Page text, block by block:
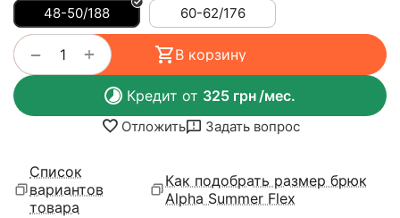
48-50/188
60-62/176
+
− В корзину
Кредит от 325 грн/мес.
Отложить Задать вопрос
Список
вариантов
товара
Как подобрать размер брюк
Alpha Summer Flex